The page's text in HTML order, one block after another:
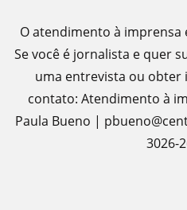
O atendimento à imprensa
Se você é jornalista e quer
uma entrevista ou obter
contato: Atendimento à
Paula Bueno |
3026-